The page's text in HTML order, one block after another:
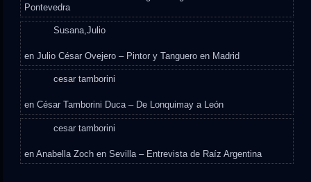
Pontevedra
Susana,Julio
enJulio César Ovejero – Pintor y Tanguero en Madrid
cesar tamborini
enCésar Tamborini Duca – De Lonquimay a León
cesar tamborini
enAnabella Zoch en Sevilla – Entrevista de Raíz Argentina